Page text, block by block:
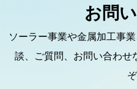
お問
ソーラー事業や金属加工事
談、ご質問、お問い合わ
ぞ